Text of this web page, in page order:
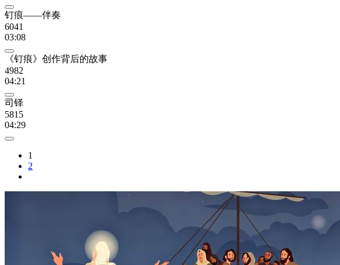
钉痕——伴奏
6041
03:08
《钉痕》创作背后的故事
4982
04:21
司铎
5815
04:29
1
2